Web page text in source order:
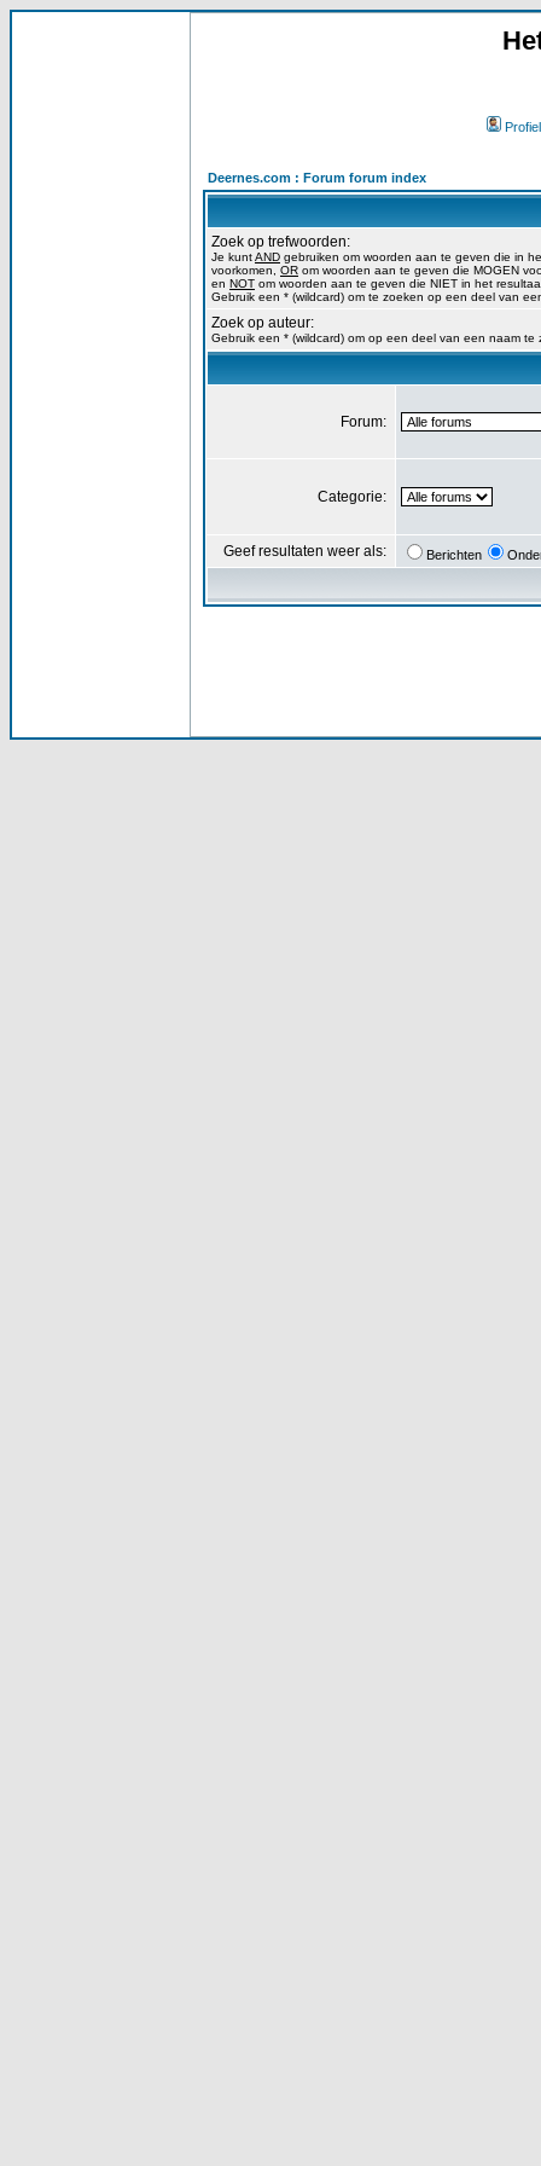
Profiel
Deernes.com : Forum forum index
Zoek op trefwoorden:
Je kuntAND gebruiken om woorden aan te geven die in
voorkomen, OR om woorden aan te geven die MOGEN
en NOT om woorden aan te geven die NIET in het
Gebruik een * (wildcard) om te zoeken op een deel van
Zoek op auteur:
Gebruik een * (wildcard) om op een deel van een naam te
Forum:
Categorie:
Geef resultaten weer als: Berichten